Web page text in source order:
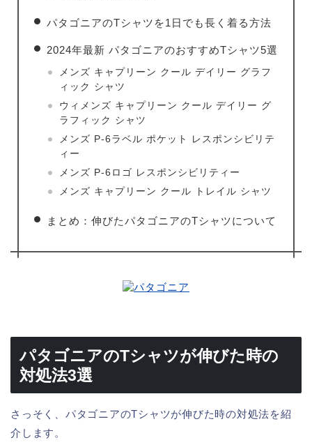
パタゴニアのTシャツを1日でも長く着る方法
2024年最新 パタゴニアのおすすめTシャツ5選
メンズ キャプリーン クール デイリー グラフ
ィック シャツ
ウィメンズ キャプリーン クール デイリー グ
ラフィック シャツ
メンズ P-6ラベル ポケット レスポンシビリテ
ィー
メンズ P-6ロゴ レスポンシビリティー
メンズ キャプリーン クール トレイル シャツ
まとめ：伸びたパタゴニアのTシャツについて
パタゴニアのTシャツが伸びた時の
対処法3選
さっそく、パタゴニアのTシャツが伸びた時の対処法を紹
介します。